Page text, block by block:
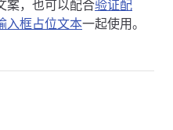
案，也可以配合验证配
入框占位文本一起使用。